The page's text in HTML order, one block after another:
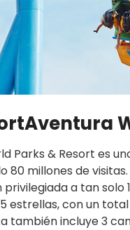
Parks & Resort es
80 millones de visitas.
privilegiada a tan
estrellas, con un
también incluye 3